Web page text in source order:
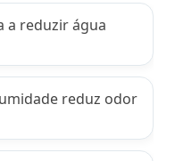
a reduzir água
reduz odor